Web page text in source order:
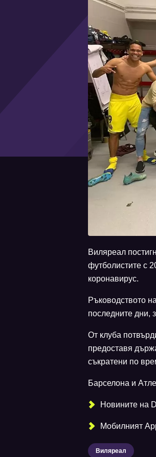
Виляреал
футболистите с
коронавирус.
Ръководството
последните дни,
От клуба
предоставя
съкратени по
Барселона и
Новините на
Мобилният
Виляреал